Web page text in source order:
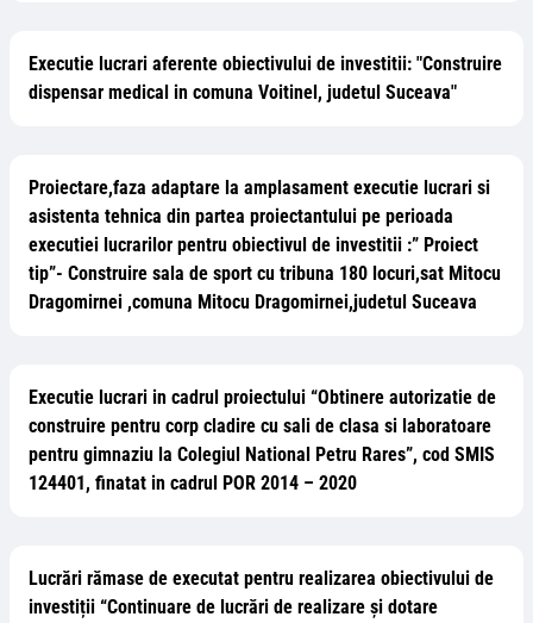
Executie lucrari aferente obiectivului de investitii: "Construire
dispensar medical in comuna Voitinel, judetul Suceava"
Proiectare,faza adaptare la amplasament executie lucrari si
asistenta tehnica din partea proiectantului pe perioada
executiei lucrarilor pentru obiectivul de investitii :” Proiect
tip”- Construire sala de sport cu tribuna 180 locuri,sat Mitocu
Dragomirnei ,comuna Mitocu Dragomirnei,judetul Suceava
Executie lucrari in cadrul proiectului “Obtinere autorizatie de
construire pentru corp cladire cu sali de clasa si laboratoare
pentru gimnaziu la Colegiul National Petru Rares”, cod SMIS
124401, finatat in cadrul POR 2014 – 2020
Lucrări rămase de executat pentru realizarea obiectivului de
investiții “Continuare de lucrări de realizare și dotare